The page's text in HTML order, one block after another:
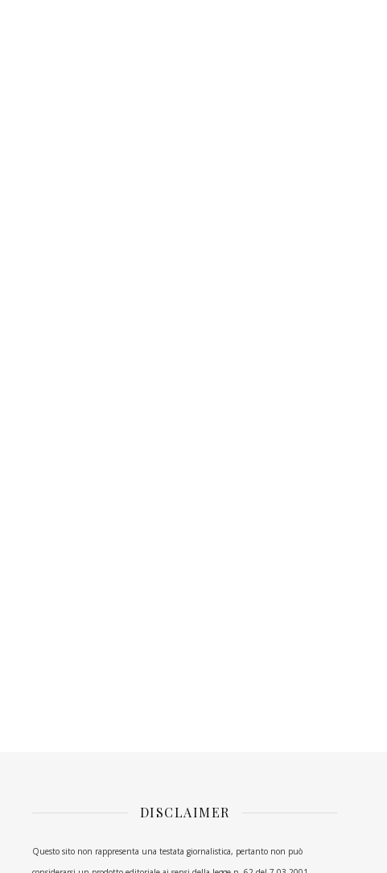
DISCLAIMER
Questo sito non rappresenta una testata giornalistica, pertanto non può